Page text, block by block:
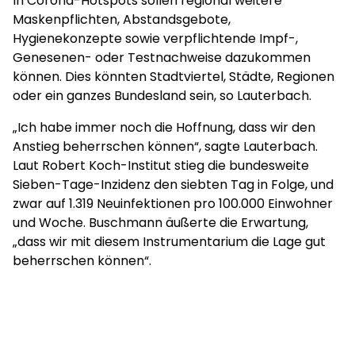
Maskenpflichten, Abstandsgebote,
Hygienekonzepte sowie verpflichtende Impf-,
Genesenen- oder Testnachweise dazukommen
können. Dies könnten Stadtviertel, Städte, Regionen
oder ein ganzes Bundesland sein, so Lauterbach.
„Ich habe immer noch die Hoffnung, dass wir den
Anstieg beherrschen können“, sagte Lauterbach.
Laut Robert Koch-Institut stieg die bundesweite
Sieben-Tage-Inzidenz den siebten Tag in Folge, und
zwar auf 1.319 Neuinfektionen pro 100.000 Einwohner
und Woche. Buschmann äußerte die Erwartung,
„dass wir mit diesem Instrumentarium die Lage gut
beherrschen können“.